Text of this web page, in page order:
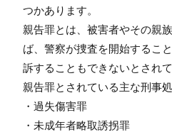
つかあります。
親告罪とは、被害者やその親
ば、警察が捜査を開始するこ
訴することもできないとされ
親告罪とされている主な刑事
・過失傷害罪
・未成年者略取誘拐罪